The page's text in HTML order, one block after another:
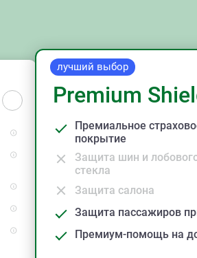
лучший выбор
Premium
Премиальное
покрытие
Защита шин и
стекла
Защита салона
Защита пассажиров
Премиум-помощь на